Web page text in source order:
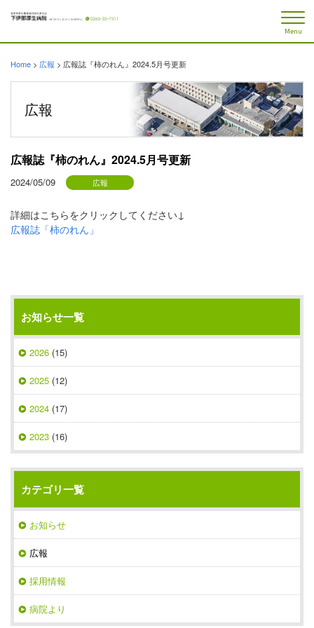
Menu
Home > 広報 > 広報誌『柿のれん』2024.5月号更新
広報
広報誌『柿のれん』2024.5月号更新
2024/05/09 広報
詳細はこちらをクリックしてください↓
広報誌「柿のれん」
お知らせ一覧
2026 (15)
2025 (12)
2024 (17)
2023 (16)
カテゴリ一覧
お知らせ
広報
採用情報
病院より